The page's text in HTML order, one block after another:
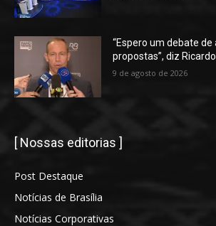
“Espero um debate de
propostas”, diz
9 de agosto de 2026
[ Nossas editorias ]
Post Destaque
Notícias de Brasília
Notícias Corporativas